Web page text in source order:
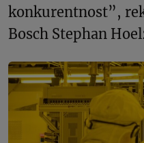
konkurentnost”,
Bosch Stephan